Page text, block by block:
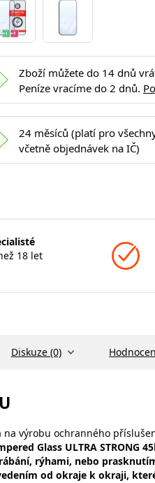
Zboží můžete do 14 dnů
Peníze vracíme do 2 dnů.
24 měsíců (platí pro
včetně objednávek na IČ)
18 let
Diskuze (0)
na výrobu ochranného
Glass ULTRA STRONG
rýhami, nebo
od okraje k okraji,